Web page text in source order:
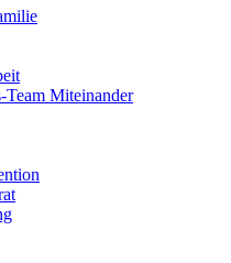
Team Miteinander